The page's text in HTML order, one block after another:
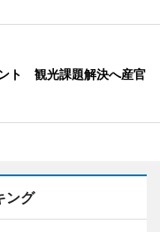
ト 観光課題解決へ産官
ング